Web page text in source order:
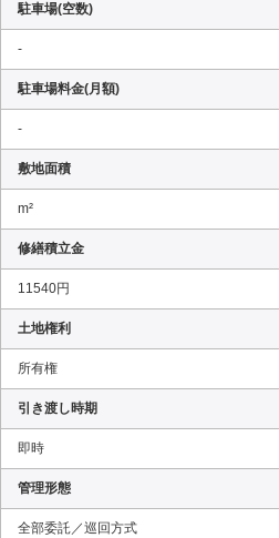
駐車場(空数)
-
駐車場料金(月額)
-
敷地面積
m²
修繕積立金
11540円
土地権利
所有権
引き渡し時期
即時
管理形態
全部委託／巡回方式